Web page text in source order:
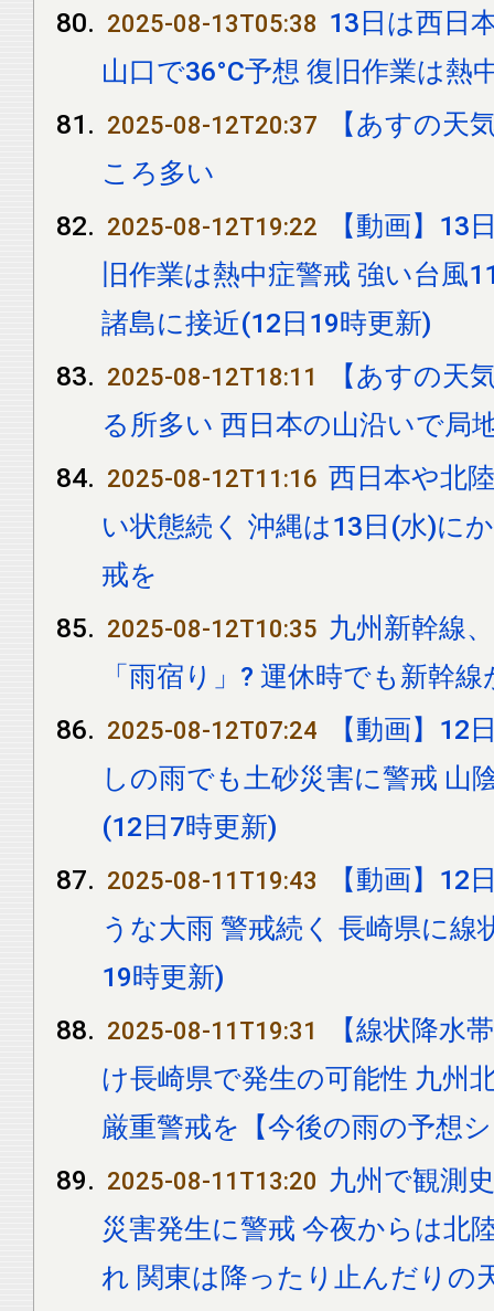
2025-08-13T05:38 13日は西日
山口で36°C予想 復旧作業は熱
2025-08-12T20:37
【あすの天
ころ多い
2025-08-12T19:22
【動画】13
旧作業は熱中症警戒 強い台風
諸島に接近(12日19時更新)
2025-08-12T18:11
【あすの天
る所多い 西日本の山沿いで局
2025-08-12T11:16 西日本や北
い状態続く 沖縄は13日(水)に
戒を
2025-08-12T10:35 九州新幹線
「雨宿り」? 運休時でも新幹
2025-08-12T07:24
【動画】12
しの雨でも土砂災害に警戒 山
(12日7時更新)
2025-08-11T19:43
【動画】12
うな大雨 警戒続く 長崎県に線
19時更新)
2025-08-11T19:31
【線状降水
け長崎県で発生の可能性 九州
厳重警戒を【今後の雨の予想
2025-08-11T13:20 九州で観測
災害発生に警戒 今夜からは北
れ 関東は降ったり止んだりの